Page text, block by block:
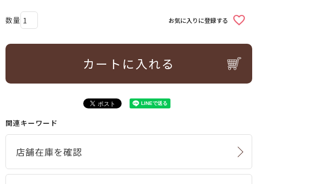
お気に入りに登録する
カートに入れる
関連キーワード